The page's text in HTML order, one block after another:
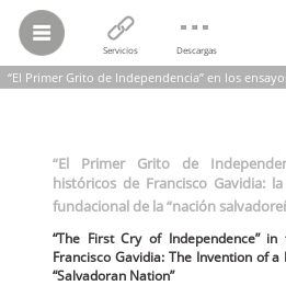
Servicios Descargas
“El Primer Grito de Independencia” en los
“El Primer Grito de Independencia” en
Francisco Gavidia: la invención de un
salvadoreña”1
“The First Cry of Independence” in the
Nation”
Realidad, Revista de Ciencias Sociales y
“El Primer Grito de
históricos de Francisco Gavidia: la invención de un mito
fundacional de la “nación
“The First Cry of Independence”
Francisco Gavidia: The Invention of
“Salvadoran Nation”